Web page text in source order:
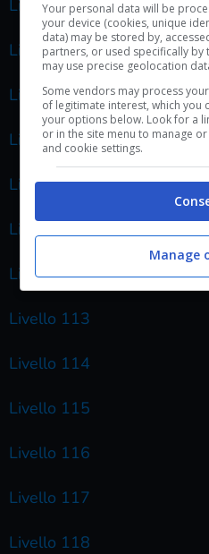
Livello 106
Livello 107
Livello 108
Livello 109
Livello 110
Livello 111
Livello 112
Livello 113
Livello 114
Livello 115
Livello 116
Livello 117
Livello 118
Your personal data will be
your device (cookies, unique
data) may be stored by,
partners, or used specifically by
may use precise geolocation
Some vendors may process
of legitimate interest, which you
your options below. Look for a
or in the site menu to manage
and cookie settings.
Manage